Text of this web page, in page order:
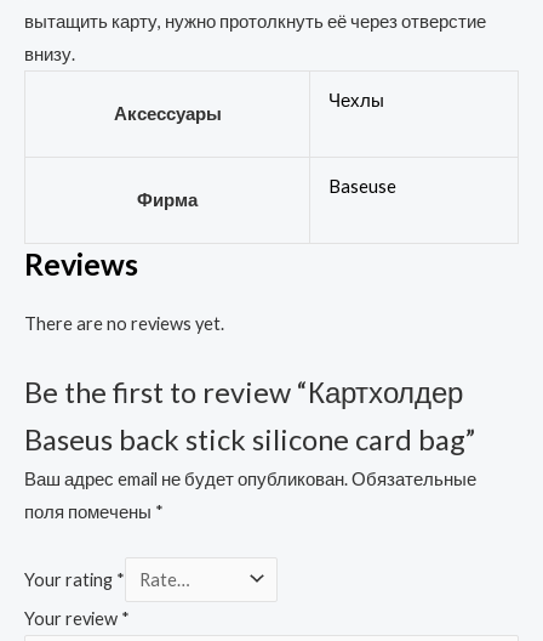
вытащить карту, нужно протолкнуть её через отверстие
внизу.
Аксессуары
Чехлы
Фирма
Baseuse
Reviews
There are no reviews yet.
Be the first to review “Картхолдер
Baseus back stick silicone card bag”
Ваш адрес email не будет опубликован.Обязательные
поля помечены *
Your rating *
Your review *